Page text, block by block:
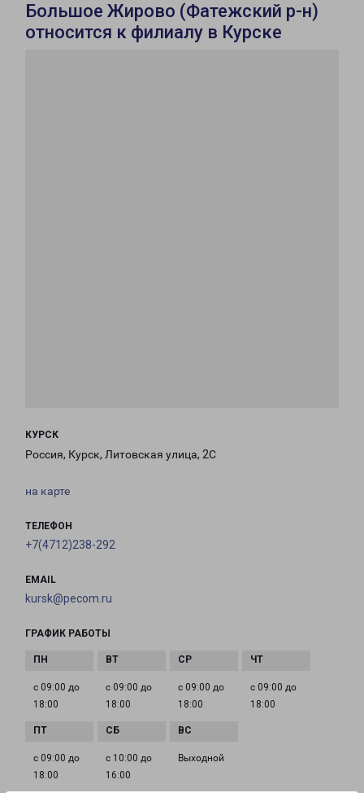
Большое Жирово (Фатежский р-н)
относится к филиалу в Курске
КУРСК
Россия, Курск, Литовская улица, 2С
на карте
ТЕЛЕФОН
+7(4712)238-292
EMAIL
kursk@pecom.ru
ГРАФИК РАБОТЫ
с 09:00 до
18:00
с 09:00 до
18:00
с 09:00 до
18:00
с 09:00 до
18:00
с 09:00 до
18:00
с 10:00 до
16:00
Выходной